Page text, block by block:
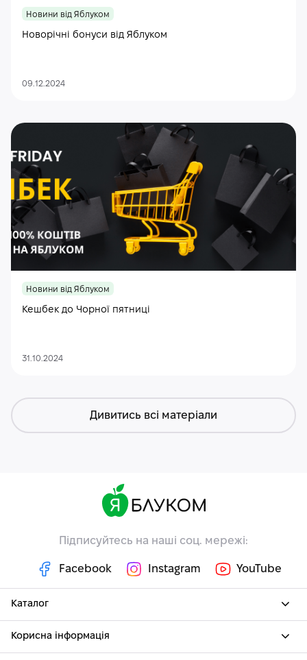
Новини від Яблуком
Новорічні бонуси від Яблуком
09.12.2024
Новини від Яблуком
Кешбек до Чорної пятниці
31.10.2024
Дивитись всі матеріали
Підписуйтесь на наші соц. мережі:
Facebook Instagram YouTube
Каталог
Корисна інформація